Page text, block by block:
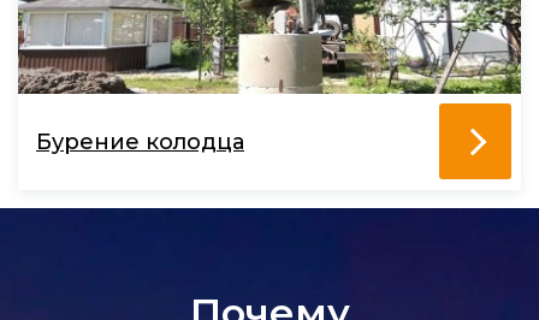
Бурение колодца